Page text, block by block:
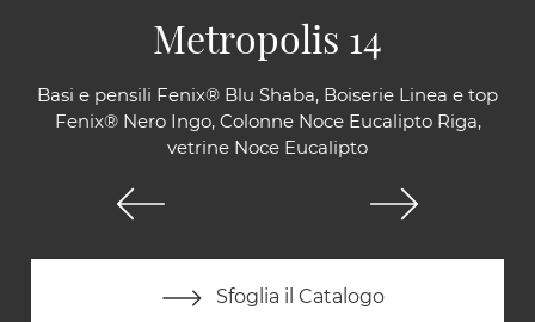
Basi e pensili Fenix® Blu Shaba, Boiserie Linea e top
Fenix® Nero Ingo, Colonne Noce Eucalipto Riga,
vetrine Noce Eucalipto
Sfoglia il Catalogo
Metropolis 14